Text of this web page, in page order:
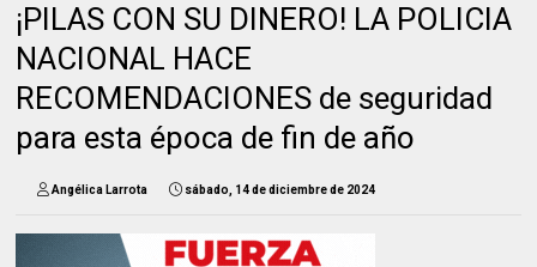
¡PILAS CON SU DINERO! LA POLICIA
NACIONAL HACE
RECOMENDACIONES de seguridad
para esta época de fin de año
Angélica Larrota sábado, 14 de diciembre de 2024